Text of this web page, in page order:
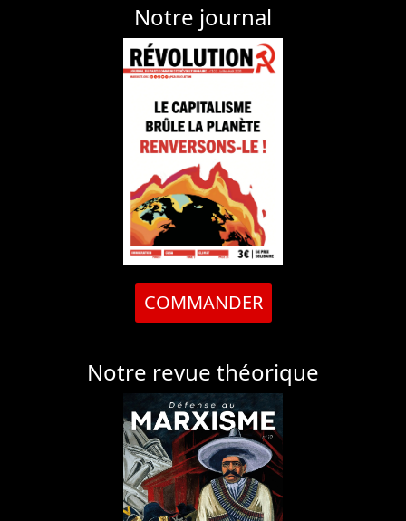
Notre journal
COMMANDER
Notre revue théorique